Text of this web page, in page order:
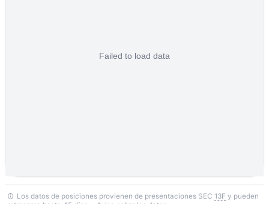
Los datos de posiciones provienen de presentaciones SEC 13F y pueden